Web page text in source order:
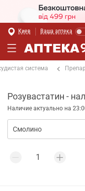
Киев Ваша аптека
система
Розувастатин -
Наличие актуально на